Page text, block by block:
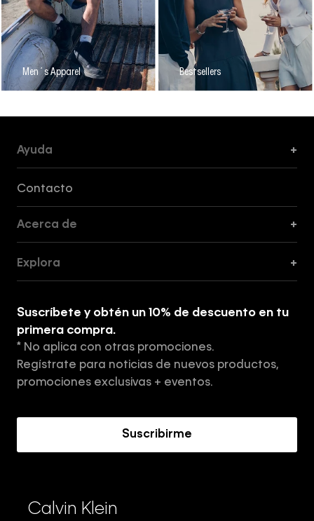
Men´s Apparel Bestsellers
Ayuda +
Contacto
Acerca de +
Tiendas
Aviso de privacidad
Términos y Condiciones
Explora +
Suscríbete y obtén un 10% de descuento en tu
primera compra.
* No aplica con otras promociones.
Regístrate para noticias de nuevos productos,
promociones exclusivas + eventos.
Suscribirme
Calvin Klein